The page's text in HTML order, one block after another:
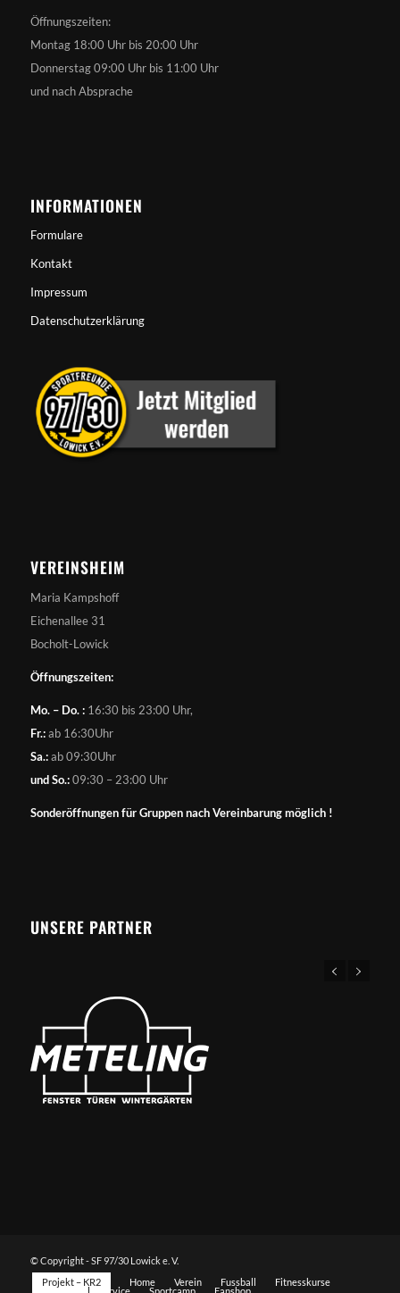
Öffnungszeiten:
Montag 18:00 Uhr bis 20:00 Uhr
Donnerstag 09:00 Uhr bis 11:00 Uhr
und nach Absprache
INFORMATIONEN
Formulare
Kontakt
Impressum
Datenschutzerklärung
VEREINSHEIM
Maria Kampshoff
Eichenallee 31
Bocholt-Lowick
Öffnungszeiten:
Mo. – Do. :16:30 bis 23:00 Uhr,
Fr.:ab 16:30Uhr
Sa.:ab 09:30Uhr
und So.:09:30 – 23:00 Uhr
Sonderöffnungen für Gruppen nach Vereinbarung möglich !
UNSERE PARTNER
© Copyright - SF 97/30 Lowick e. V.
Projekt – KR2
Home Verein Fussball Fitnesskurse